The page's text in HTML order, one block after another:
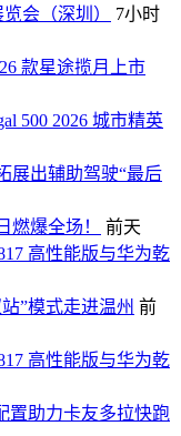
会（深圳）
7小时
款星途揽月上市
500 2026 城市精英
展出辅助驾驶“最后
爆全场！
前天
高性能版与华为乾
”模式走进温州 前
高性能版与华为乾
置助力卡友多拉快跑